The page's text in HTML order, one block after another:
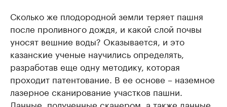
Сколько же плодородной земли теряет пашня
после проливного дождя, и какой слой почвы
уносят вешние воды? Оказывается, и это
казанские ученые научились определять,
разработав еще одну методику, которая
проходит патентование. В ее основе – наземное
лазерное сканирование участков пашни.
Данные, полученные сканером, а также данные